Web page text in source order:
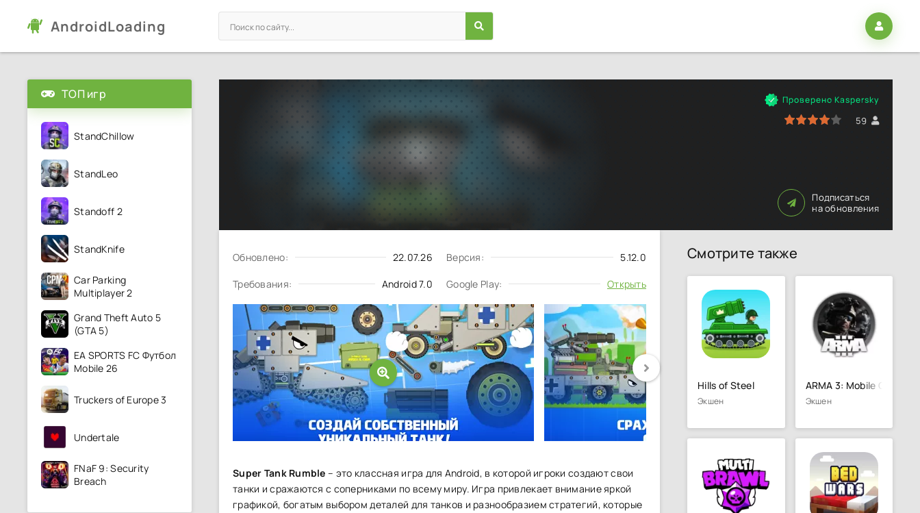
AndroidLoading
7.0 5.12.0
Проверено Kaspersky
59
Подписаться
на обновления
Обновлено: 22.07.26 Версия: 5.12.0
Требования: Android 7.0 Google Play: Открыть
Super Tank Rumble – это классная игра для Android, в которой игроки создают свои
танки и сражаются с соперниками по всему миру. Игра привлекает внимание яркой
графикой, богатым выбором деталей для танков и разнообразием стратегий, которые
Смотрите также
Hills of Steel
Экшен
ARMA 3: Mobile Online
Экшен
ТОП игр
StandChillow
StandLeo
Standoff 2
StandKnife
Car Parking
Multiplayer 2
Grand Theft Auto 5
(GTA 5)
EA SPORTS FC Футбол
Mobile 26
Truckers of Europe 3
Undertale
FNaF 9: Security
Breach